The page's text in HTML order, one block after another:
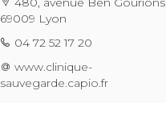
69009 Lyon
04 72 52 17 20
www.clinique-
sauvegarde.capio.fr